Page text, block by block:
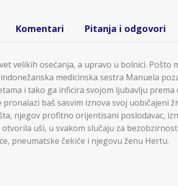
Komentari Pitanja i odgovori
velikih osećanja, a upravo u bolnici. Pošto
medicinska sestra Manuela
i tako ga inficira svojom ljubavlju prema
baš sasvim iznova svoj uobičajeni
njegov profitno orijentisani poslodavac,
uši, u svakom slučaju za
pneumatske čekiće i njegovu ženu Hertu.